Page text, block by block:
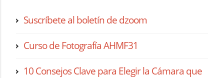
Suscríbete al boletín de dzoom
Curso de Fotografía AHMF31
10 Consejos Clave para Elegir la Cámara que